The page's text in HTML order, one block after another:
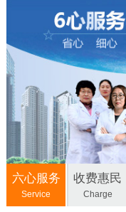
六心服务
Service
收费惠民
Charge